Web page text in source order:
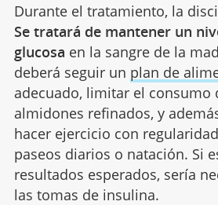
Durante el tratamiento, la
Se tratará de mantener un
glucosa en la sangre de la
deberá seguir un plan de
adecuado, limitar el consumo
almidones refinados, y
hacer ejercicio con
paseos diarios o natación. Si
resultados esperados, sería
las tomas de insulina.